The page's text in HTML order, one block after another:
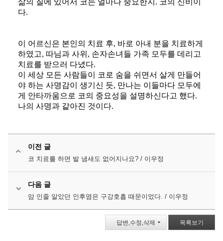
​삶의 질에 있어서 코는 얼마나 중요한지. 코의 신비이
다.
이 어르신은 본인의 치료 후, 바로 아내 분을 치료하게
하였고, 따님과 사위, 손자손녀들 가족 모두를 데리고
치료를 받으러 다녔다.
​이 세상 모든 사람들이 코로 숨을 쉬면서 살게 만들어
야 하는 사명감이 생기신 듯, 만나는 이들마다 모두에
게 안타까움으로 코의 중요성을 설명하신다고 했다.
​나의 사명과 같아진 것이다.
이전 글
코 치료를 하면 발 냄새도 없어지나요? / 이우정
다음 글
암 인줄 알았던 인후염은 구강호흡 때문이었다. / 이우정
답변,수정,삭제 목록보기